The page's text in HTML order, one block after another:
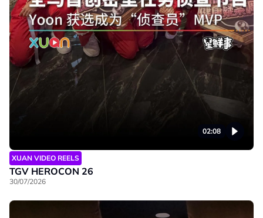
02:08
XUAN VIDEO REELS
TGV HEROCON 26
30/07/2026